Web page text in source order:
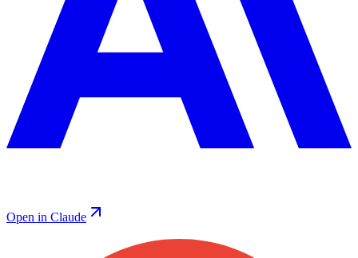
Open in Claude